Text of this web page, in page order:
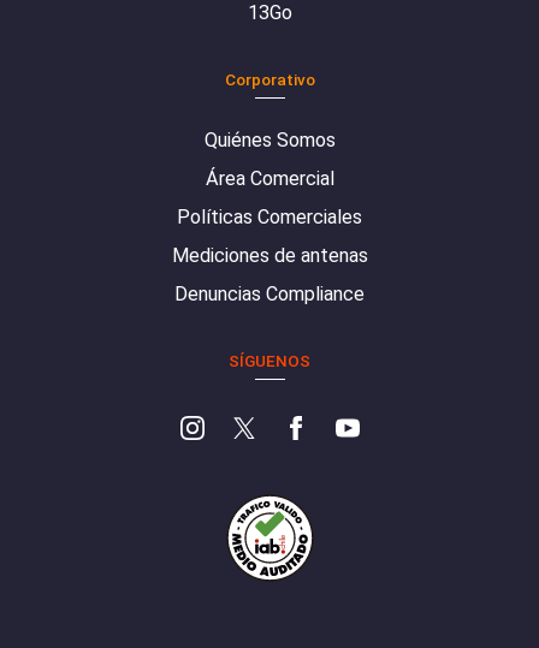
13Go
Corporativo
Quiénes Somos
Área Comercial
Políticas Comerciales
Mediciones de antenas
Denuncias Compliance
SÍGUENOS